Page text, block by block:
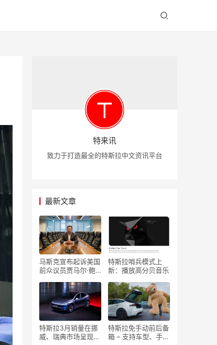
特来讯
致力于打造最全的特斯拉中文资讯平台
最新文章
马斯克宣布起诉美国
前众议员贾马尔·鲍
特斯拉哨兵模式上
新：播放高分贝音乐
特斯拉3月销量在挪
威、瑞典市场呈现复
特斯拉免手动前后备
箱 – 支持车型、手机